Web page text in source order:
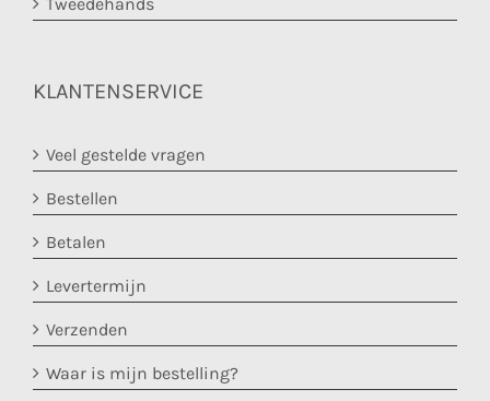
KLANTENSERVICE
Veel gestelde vragen
Bestellen
Betalen
Levertermijn
Verzenden
Waar is mijn bestelling?